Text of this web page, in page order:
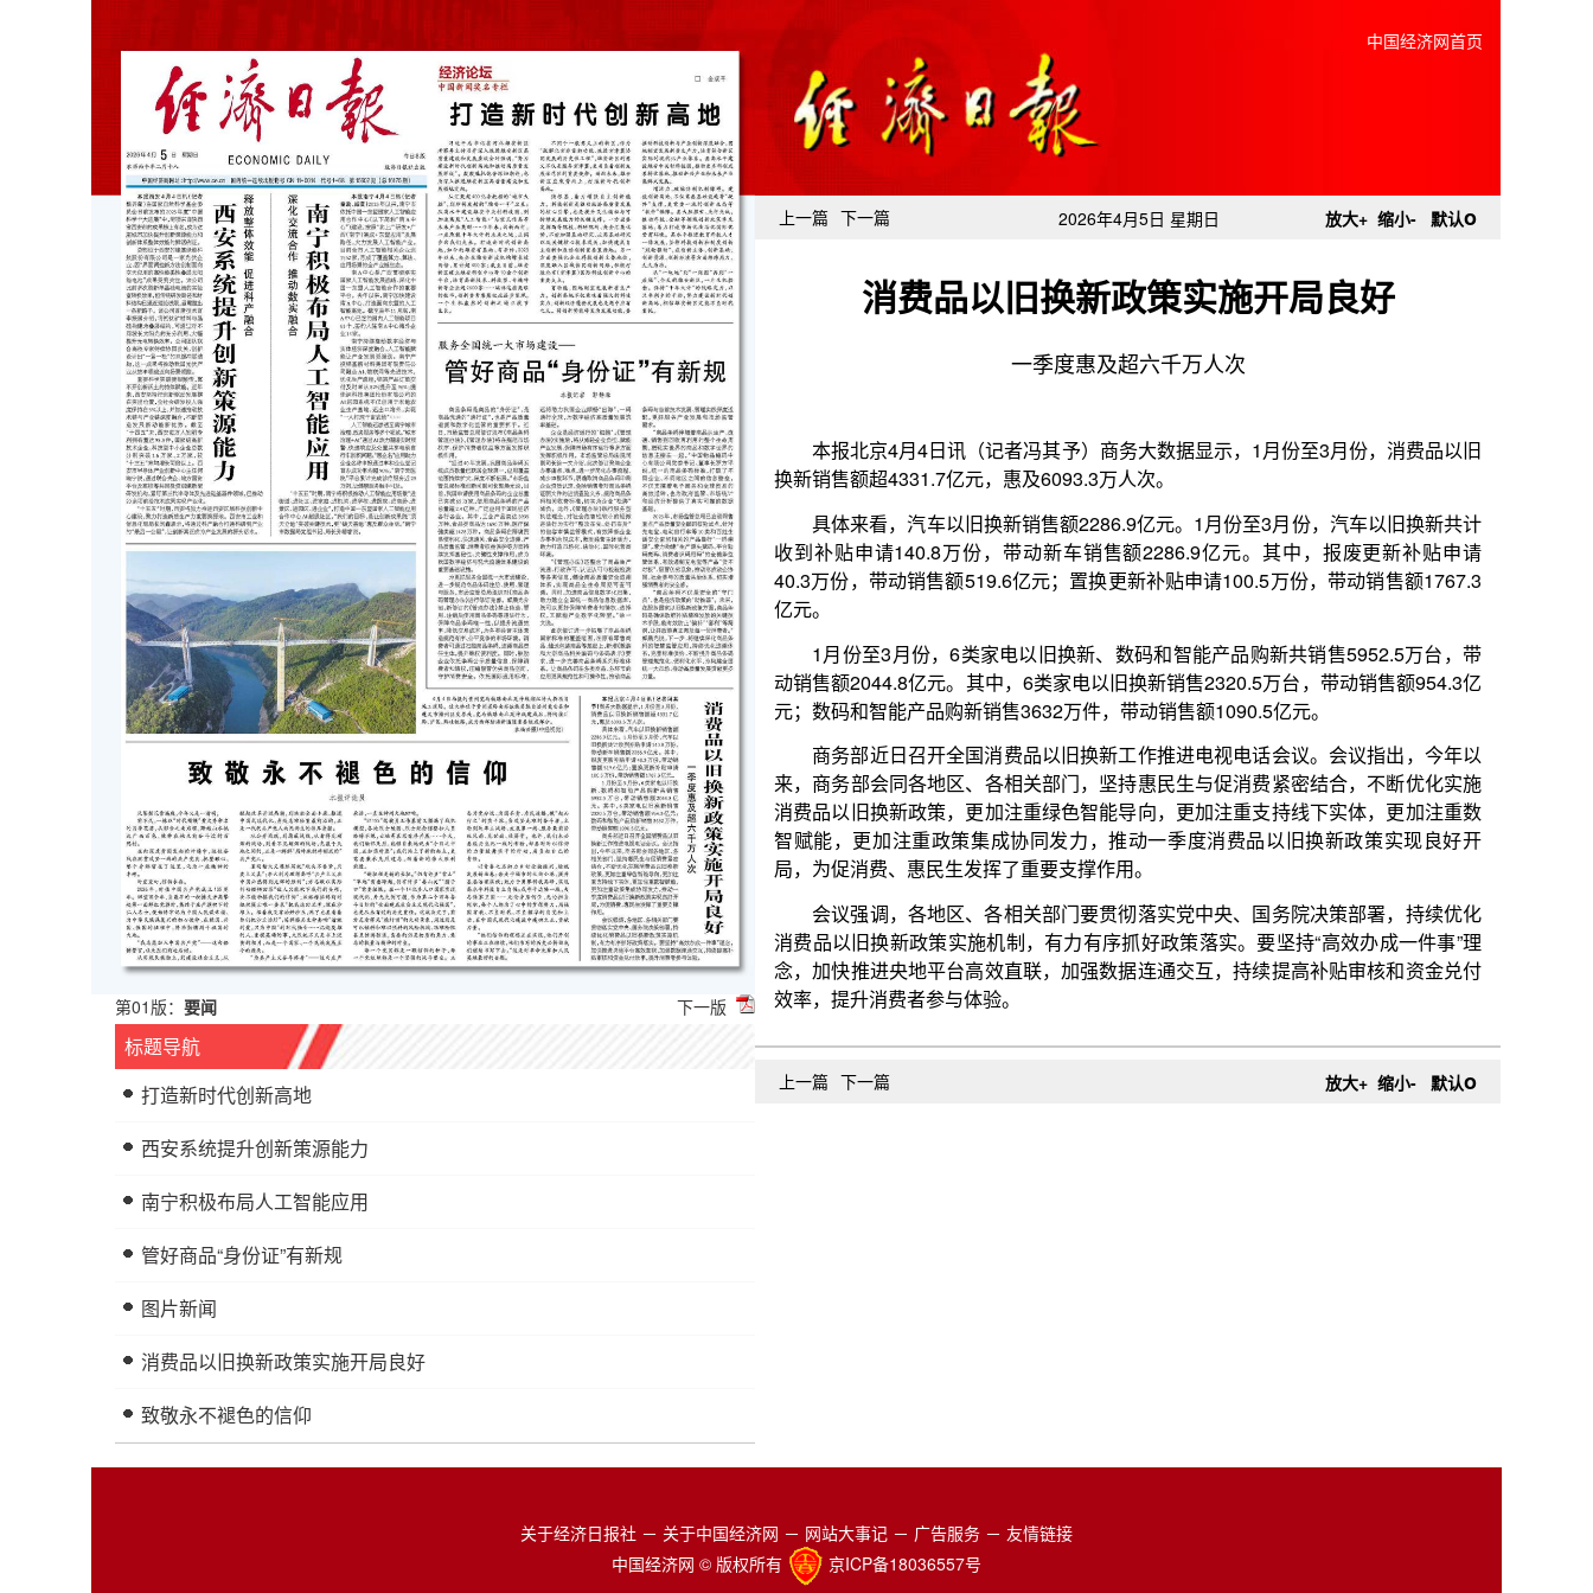
第01版： 要闻 下一版
标题导航
打造新时代创新高地
西安系统提升创新策源能力
南宁积极布局人工智能应用
管好商品“身份证”有新规
图片新闻
消费品以旧换新政策实施开局良好
致敬永不褪色的信仰
中国经济网首页
上一篇 下一篇 2026年4月5日 星期日 放大+ 缩小- 默认o
消费品以旧换新政策实施开局良好
一季度惠及超六千万人次
换新销售额超4331.7亿元，惠及6093.3万人次。
具体来看，汽车以旧换新销售额2286.9亿元。1月份至3月份，汽车以旧换新共计
收到补贴申请140.8万份，带动新车销售额2286.9亿元。其中，报废更新补贴申请
40.3万份，带动销售额519.6亿元；置换更新补贴申请100.5万份，带动销售额1767.3
亿元。
1月份至3月份，6类家电以旧换新、数码和智能产品购新共销售5952.5万台，带
动销售额2044.8亿元。其中，6类家电以旧换新销售2320.5万台，带动销售额954.3亿
元；数码和智能产品购新销售3632万件，带动销售额1090.5亿元。
商务部近日召开全国消费品以旧换新工作推进电视电话会议。会议指出，今年以
来，商务部会同各地区、各相关部门，坚持惠民生与促消费紧密结合，不断优化实施
消费品以旧换新政策，更加注重绿色智能导向，更加注重支持线下实体，更加注重数
智赋能，更加注重政策集成协同发力，推动一季度消费品以旧换新政策实现良好开
局，为促消费、惠民生发挥了重要支撑作用。
会议强调，各地区、各相关部门要贯彻落实党中央、国务院决策部署，持续优化
消费品以旧换新政策实施机制，有力有序抓好政策落实。要坚持“高效办成一件事”理
念，加快推进央地平台高效直联，加强数据连通交互，持续提高补贴审核和资金兑付
效率，提升消费者参与体验。
上一篇 下一篇 放大+ 缩小- 默认o
关于经济日报社 － 关于中国经济网 － 网站大事记 － 广告服务 － 友情链接
中国经济网 © 版权所有
京ICP备18036557号